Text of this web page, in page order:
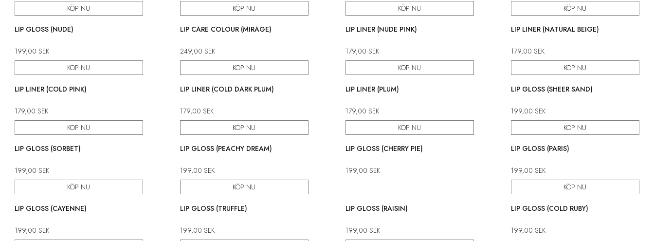
KÖP NU
KÖP NU
KÖP NU
KÖP NU
LIP GLOSS (NUDE)
199,00 SEK
KÖP NU
LIP CARE COLOUR (MIRAGE)
249,00 SEK
KÖP NU
LIP LINER (NUDE PINK)
179,00 SEK
KÖP NU
LIP LINER (NATURAL BEIGE)
179,00 SEK
KÖP NU
LIP LINER (COLD PINK)
179,00 SEK
KÖP NU
LIP LINER (COLD DARK PLUM)
179,00 SEK
KÖP NU
LIP LINER (PLUM)
179,00 SEK
KÖP NU
LIP GLOSS (SHEER SAND)
199,00 SEK
KÖP NU
LIP GLOSS (SORBET)
199,00 SEK
KÖP NU
LIP GLOSS (PEACHY DREAM)
199,00 SEK
KÖP NU
LIP GLOSS (CHERRY PIE)
199,00 SEK
LIP GLOSS (PARIS)
199,00 SEK
KÖP NU
LIP GLOSS (CAYENNE)
199,00 SEK
LIP GLOSS (TRUFFLE)
199,00 SEK
LIP GLOSS (RAISIN)
199,00 SEK
LIP GLOSS (COLD RUBY)
199,00 SEK